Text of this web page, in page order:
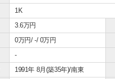
1K
3.6万円
0万円/ -/ 0万円
-
1991年 8月(築35年)/南東